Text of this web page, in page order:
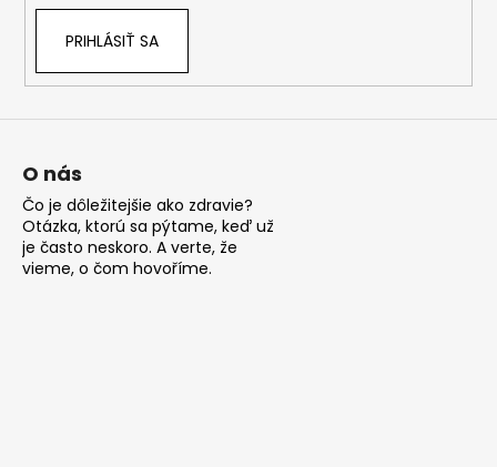
PRIHLÁSIŤ SA
O nás
Čo je dôležitejšie ako zdravie?
Otázka, ktorú sa pýtame, keď už
je často neskoro. A verte, že
vieme, o čom hovoříme.